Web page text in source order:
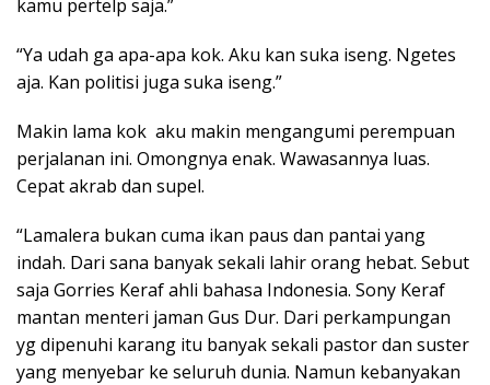
kamu pertelp saja.”
“Ya udah ga apa-apa kok. Aku kan suka iseng. Ngetes
aja. Kan politisi juga suka iseng.”
Makin lama kok aku makin mengangumi perempuan
perjalanan ini. Omongnya enak. Wawasannya luas.
Cepat akrab dan supel.
“Lamalera bukan cuma ikan paus dan pantai yang
indah. Dari sana banyak sekali lahir orang hebat. Sebut
saja Gorries Keraf ahli bahasa Indonesia. Sony Keraf
mantan menteri jaman Gus Dur. Dari perkampungan
yg dipenuhi karang itu banyak sekali pastor dan suster
yang menyebar ke seluruh dunia. Namun kebanyakan